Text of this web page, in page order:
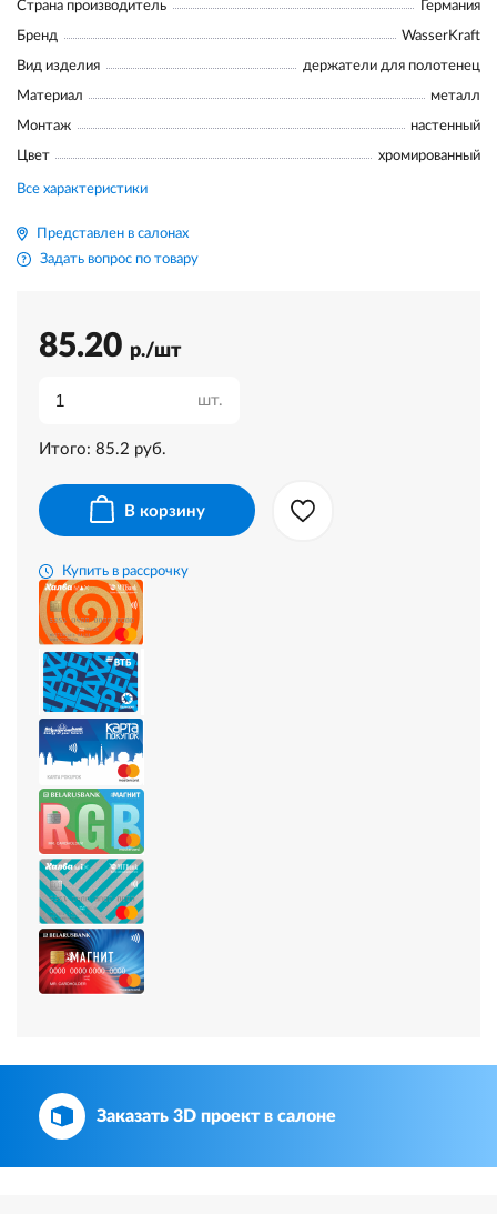
Страна производитель Германия
Бренд WasserKraft
Вид изделия держатели для полотенец
Материал металл
Монтаж настенный
Цвет хромированный
Все характеристики
Представлен в салонах
Задать вопрос по товару
85.20 р./шт
шт.
Итого: 85.2 руб.
В корзину
Купить в рассрочку
Заказать 3D проект в салоне